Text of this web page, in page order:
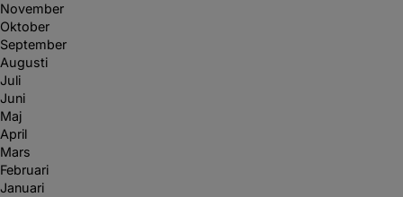
November
Oktober
September
Augusti
Juli
Juni
Maj
April
Mars
Februari
Januari